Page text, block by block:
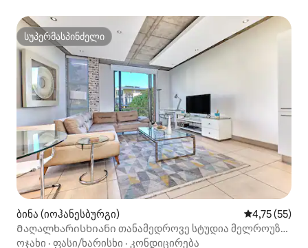
სუპერმასპინძელი
სუპერმასპინძელი
ბინა (იოჰანესბურგი) საშუალო
4,75 (55)
Მაღალხარისხიანი თანამედროვე სტუდია მელროუზის
თაღში
ოჯახი · ფასი/ხარისხი · კონდიცირება